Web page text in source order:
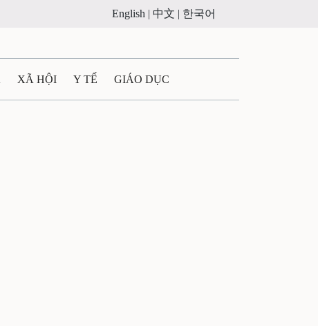
English | 中文 | 한국어
XÃ HỘI Y TẾ GIÁO DỤC